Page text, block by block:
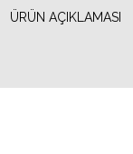
ÜRÜN AÇIKLAMASI